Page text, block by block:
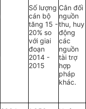
Số lượng
cán bộ
tăng 15 -
20% so
với giai
đoạn
2014 -
2015
Cân đối
nguồn
thu, huy
động
các
nguồn
tài trợ
hợp
pháp
khác.